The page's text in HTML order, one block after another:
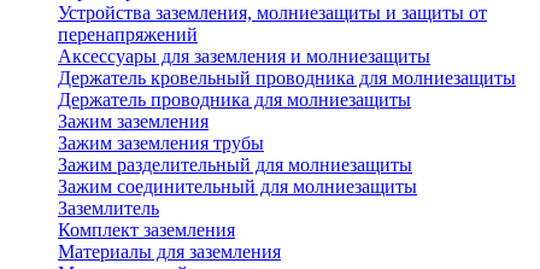
Устройства заземления, молниезащиты и защиты от
перенапряжений
Аксессуары для заземления и молниезащиты
Держатель кровельный проводника для молниезащиты
Держатель проводника для молниезащиты
Зажим заземления
Зажим заземления трубы
Зажим разделительный для молниезащиты
Зажим соединительный для молниезащиты
Заземлитель
Комплект заземления
Материалы для заземления